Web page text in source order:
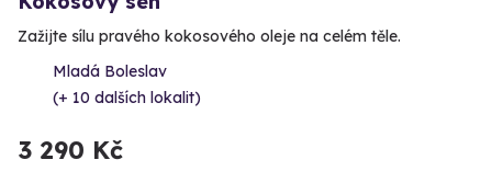
Zažijte sílu pravého kokosového oleje na celém těle.
Mladá Boleslav
(+ 10 dalších lokalit)
3 290 Kč